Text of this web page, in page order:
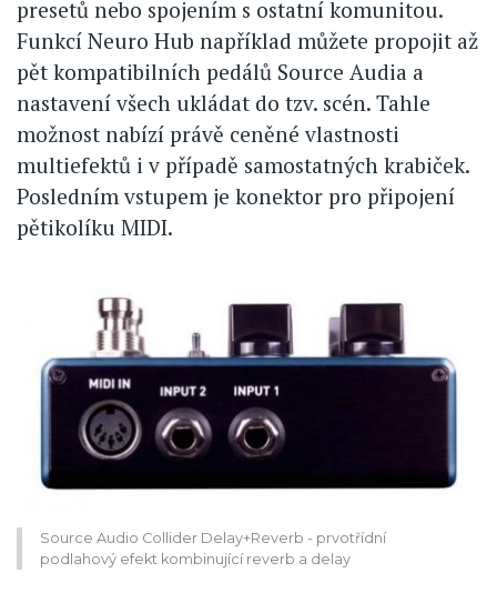
presetů nebo spojením s ostatní komunitou.
Funkcí Neuro Hub například můžete propojit až
pět kompatibilních pedálů Source Audia a
nastavení všech ukládat do tzv. scén. Tahle
možnost nabízí právě ceněné vlastnosti
multiefektů i v případě samostatných krabiček.
Posledním vstupem je konektor pro připojení
pětikolíku MIDI.
Source Audio Collider Delay+Reverb - prvotřídní
podlahový efekt kombinující reverb a delay